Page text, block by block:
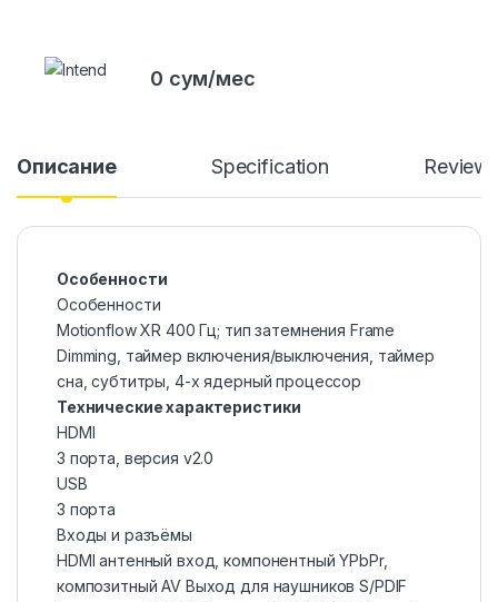
0 сум/мес
Описание Specification
Особенности
Особенности
Motionflow XR 400 Гц; тип затемнения Frame
Dimming, таймер включения/выключения, таймер
сна, субтитры, 4-х ядерный процессор
Технические характеристики
HDMI
3 порта, версия v2.0
USB
3 порта
Входы и разъёмы
HDMI антенный вход, компонентный YPbPr,
композитный AV Выход для наушников S/PDIF